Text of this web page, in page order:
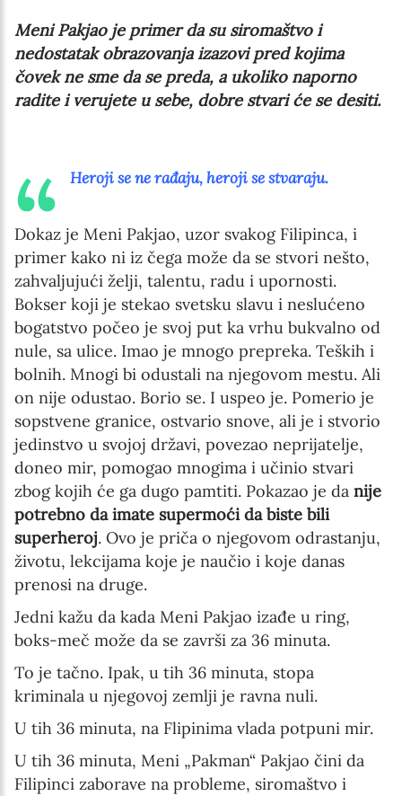
Meni Pakjao je primer da su siromaštvo i
nedostatak obrazovanja izazovi pred kojima
čovek ne sme da se preda, a ukoliko naporno
radite i verujete u sebe, dobre stvari će se desiti.
Heroji se ne rađaju, heroji se stvaraju.
Dokaz je Meni Pakjao, uzor svakog Filipinca, i
primer kako ni iz čega može da se stvori nešto,
zahvaljujući želji, talentu, radu i upornosti.
Bokser koji je stekao svetsku slavu i neslućeno
bogatstvo počeo je svoj put ka vrhu bukvalno od
nule, sa ulice. Imao je mnogo prepreka. Teških i
bolnih. Mnogi bi odustali na njegovom mestu. Ali
on nije odustao. Borio se. I uspeo je. Pomerio je
sopstvene granice, ostvario snove, ali je i stvorio
jedinstvo u svojoj državi, povezao neprijatelje,
doneo mir, pomogao mnogima i učinio stvari
zbog kojih će ga dugo pamtiti. Pokazao je da nije
potrebno da imate supermoći da biste bili
superheroj. Ovo je priča o njegovom odrastanju,
životu, lekcijama koje je naučio i koje danas
prenosi na druge.
Jedni kažu da kada Meni Pakjao izađe u ring,
boks-meč može da se završi za 36 minuta.
To je tačno. Ipak, u tih 36 minuta, stopa
kriminala u njegovoj zemlji je ravna nuli.
U tih 36 minuta, na Flipinima vlada potpuni mir.
U tih 36 minuta, Meni „Pakman“ Pakjao čini da
Filipinci zaborave na probleme, siromaštvo i
Newsletter preferences
Enter your email address
First name*
Enter your first name
Birthday
MM / DD
Language preference
Serbian
English
Interests
Online education
The Early Years Blog
Program updates
SUBSCRIBE
I agree with Privacy Policy